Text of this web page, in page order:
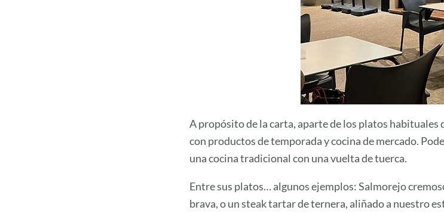
A propósito de la carta, aparte de los platos habituales
con productos de temporada y cocina de mercado.
una cocina tradicional con una vuelta de tuerca.
Entre sus platos… algunos ejemplos: Salmorejo
brava, o un steak tartar de ternera, aliñado a nuestro